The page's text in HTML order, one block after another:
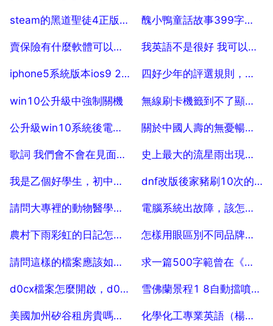
2025-07-18 2025-07-18
steam的黑道聖徒4正版可以用遊民星空的漢化補丁嗎？
2025-07-18
醜小鴨童話故事399字，名人讀書的故事399字
2025-07-18
賣保險有什麼軟體可以幫助
2025-07-18
我英語不是很好 我可以說中文嗎 翻譯這句話
2025-07-18
iphone5系統版本ios9 2 1提示我的裝置或韌體不支援越獄是怎麼回事。。。
2025-07-18
四好少年的評選規則，評選四好少年的標準是哪四樣
2025-07-18
win10公升級中強制關機
2025-07-18
無線刷卡機籤到不了顯示通訊超時怎麼辦
2025-07-18
公升級win10系統後電腦經常藍屏該怎麼處理
2025-07-18
關於中國人壽的無憂暢行卡索賠的內容
2025-07-18
歌詞 我們會不會在見面是什麼歌
2025-07-18
史上最大的流星雨出現在哪一年？
2025-07-18
我是乙個好學生，初中作文600字，急，謝謝
2025-07-18
dnf改版後家豬刷10次的傳說寶箱可以開除什麼7月
2025-07-18
請問大專裡的動物醫學專業都學什麼？謝謝
2025-07-18
電腦系統出故障，該怎麼重灌系統？求具體步驟
2025-07-18
農村下雨彩虹的日記怎麼寫
2025-07-18
怎樣用眼區別不同品牌的鑽石吊墜
2025-07-18
請問這樣的檔案應該如何開啟？ 5
2025-07-18
求一篇500字範曾在《我們》節目的觀後感
2025-07-18
d0cx檔案怎麼開啟，d0cx文件與word檔案的區別？
2025-07-18
雪佛蘭景程1 8自動擋噴油嘴洗了怎麼發不著了
2025-07-18
美國加州矽谷租房貴嗎，美國矽谷房子為什麼貴 化學化工專業英語（楊定喬版）課文翻譯